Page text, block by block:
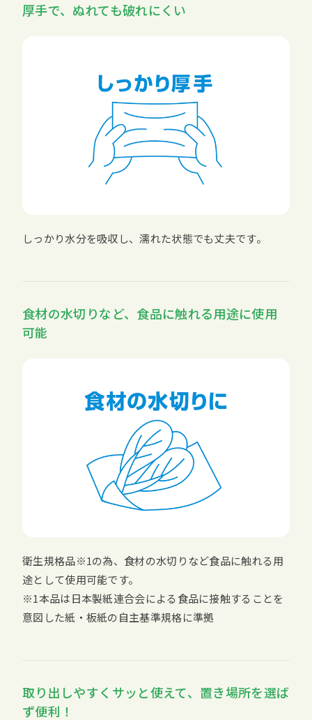
厚手で、ぬれても破れにくい
しっかり水分を吸収し、濡れた状態でも丈夫です。
食材の水切りなど、食品に触れる用途に使用
可能
衛生規格品※1の為、食材の水切りなど食品に触れる用
途として使用可能です。
※1本品は日本製紙連合会による食品に接触することを
意図した紙・板紙の自主基準規格に準拠
取り出しやすくサッと使えて、置き場所を選ば
ず便利！